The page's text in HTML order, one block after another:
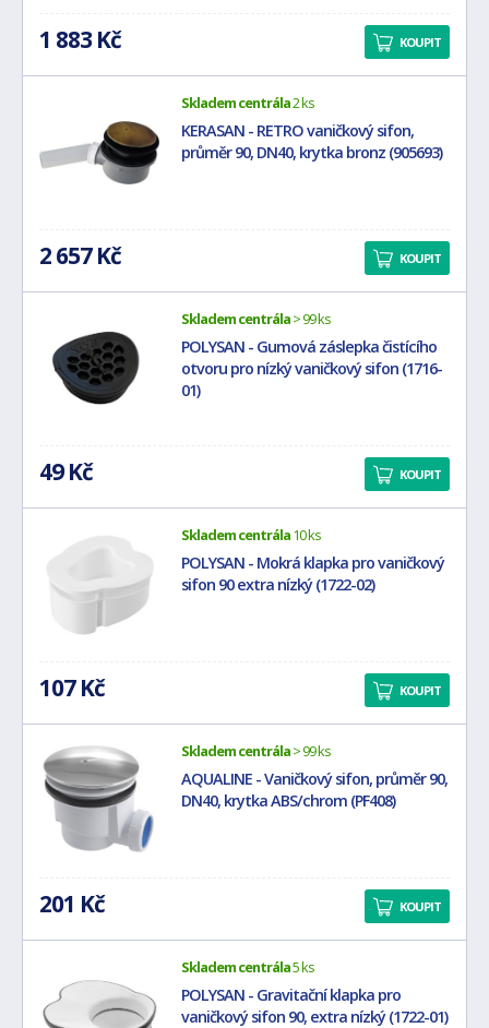
1 883 Kč KOUPIT
Skladem centrála2 ks
KERASAN - RETRO vaničkový sifon,
průměr 90, DN40, krytka bronz (905693)
2 657 Kč KOUPIT
Skladem centrála> 99 ks
POLYSAN - Gumová záslepka čistícího
otvoru pro nízký vaničkový sifon (1716-
01)
49 Kč KOUPIT
Skladem centrála10 ks
POLYSAN - Mokrá klapka pro vaničkový
sifon 90 extra nízký (1722-02)
107 Kč KOUPIT
Skladem centrála> 99 ks
AQUALINE - Vaničkový sifon, průměr 90,
DN40, krytka ABS/chrom (PF408)
201 Kč KOUPIT
Skladem centrála5 ks
POLYSAN - Gravitační klapka pro
vaničkový sifon 90, extra nízký (1722-01)